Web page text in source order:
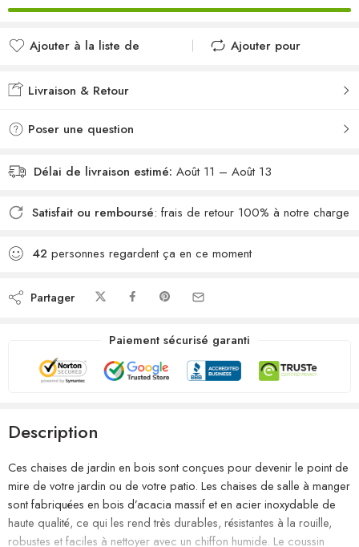
Ajouter à la liste de
Ajouté à la liste de
Ajouter pour
Livraison & Retour
Poser une question
Délai de livraison estimé: Août 11 – Août 13
Satisfait ou remboursé: frais de retour 100% à notre charge
42 personnes regardent ça en ce moment
Partager
Paiement sécurisé garanti
Description
Ces chaises de jardin en bois sont conçues pour devenir le point de
mire de votre jardin ou de votre patio. Les chaises de salle à manger
sont fabriquées en bois d’acacia massif et en acier inoxydable de
haute qualité, ce qui les rend très durables, résistantes à la rouille,
robustes et faciles à nettoyer avec un chiffon humide. Le coussin